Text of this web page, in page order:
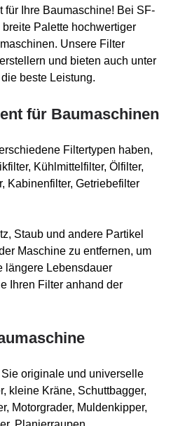
für Ihre Baumaschine! Bei SF-
Palette hochwertiger
Unsere Filter
und bieten auch unter
beste Leistung.
für Baumaschinen
Filtertypen haben,
Kühlmittelfilter, Ölfilter,
Kabinenfilter, Getriebefilter
Staub und andere Partikel
Maschine zu entfernen, um
längere Lebensdauer
Ihren Filter anhand der
originale und universelle
kleine Kräne, Schuttbagger,
Motorgrader, Muldenkipper,